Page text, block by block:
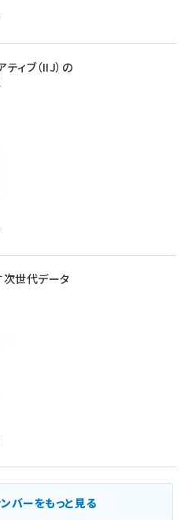
ティブ（IIJ）の
次世代データ
バーをもっと見る